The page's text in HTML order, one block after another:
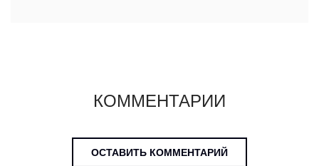
КОММЕНТАРИИ
ОСТАВИТЬ КОММЕНТАРИЙ